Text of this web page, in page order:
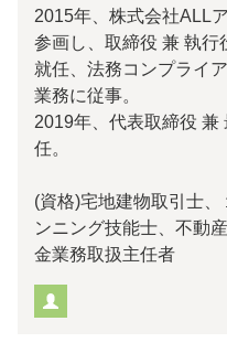
2015年、株式会社ALL
参画し、取締役 兼 執行
就任、法務コンプライ
業務に従事。
2019年、代表取締役 兼
任。
(資格)宅地建物取引士
ンニング技能士、不動
金業務取扱主任者